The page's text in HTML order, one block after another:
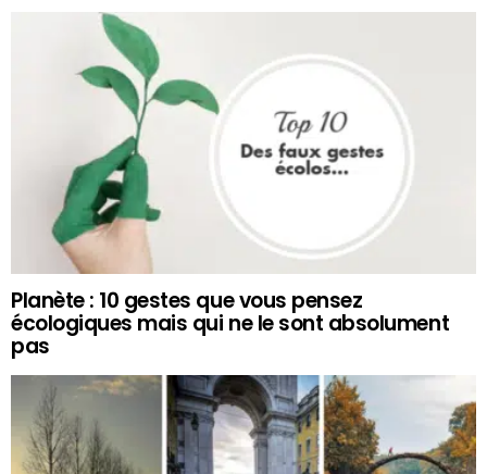
Planète : 10 gestes que vous pensez
écologiques mais qui ne le sont absolument
pas